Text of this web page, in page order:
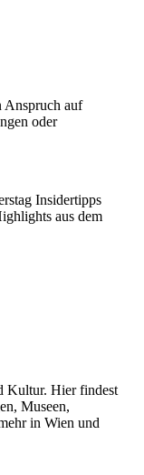
Anspruch auf
oder
Insidertipps
aus dem
Kultur. Hier findest
Museen,
in Wien und